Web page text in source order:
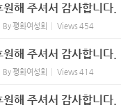
해 주셔서 감사합니다.
By평화여성회 Views 454
해 주셔서 감사합니다.
By평화여성회 Views 414
해 주셔서 감사합니다.